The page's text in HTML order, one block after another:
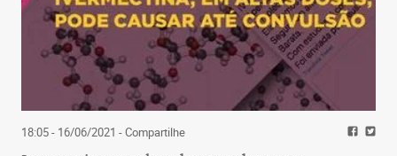
18:05 - 16/06/2021 - Compartilhe